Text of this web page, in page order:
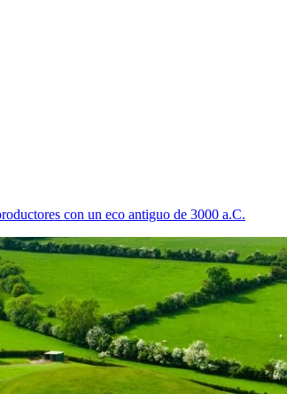
con un eco antiguo de 3000 a.C.